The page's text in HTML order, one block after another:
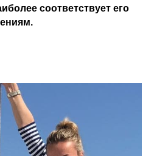
соответствует его